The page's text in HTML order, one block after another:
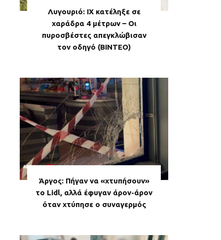
Λυγουριό: ΙΧ κατέληξε σε
χαράδρα 4 μέτρων – Οι
πυροσβέστες απεγκλώβισαν
τον οδηγό (ΒΙΝΤΕΟ)
Άργος: Πήγαν να «χτυπήσουν»
το Lidl, αλλά έφυγαν άρον-άρον
όταν χτύπησε ο συναγερμός